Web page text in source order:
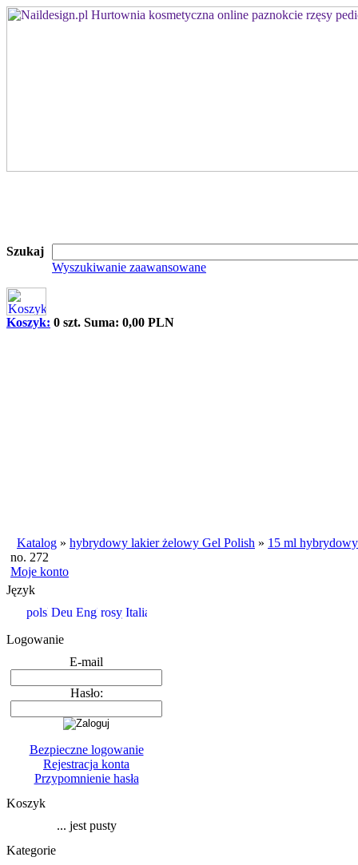
Szukaj
Wyszukiwanie zaawansowane
Koszyk: 0 szt. Suma: 0,00 PLN
Katalog » hybrydowy lakier żelowy Gel Polish » 15 ml
no. 272
Moje konto
Język
Logowanie
E-mail
Hasło:
Bezpieczne logowanie
Rejestracja konta
Przypomnienie hasła
Koszyk
... jest pusty
Kategorie